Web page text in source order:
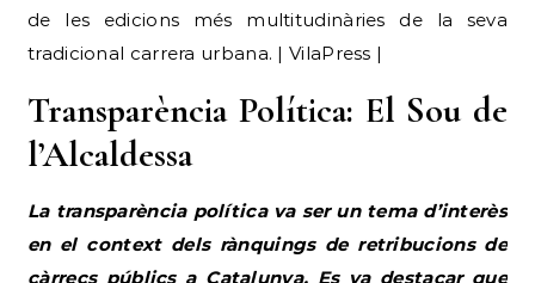
de les edicions més multitudinàries de la seva
tradicional carrera urbana. | VilaPress |
Transparència Política: El Sou de
l’Alcaldessa
La transparència política va ser un tema d’interès
en el context dels rànquings de retribucions de
càrrecs públics a Catalunya. Es va destacar que